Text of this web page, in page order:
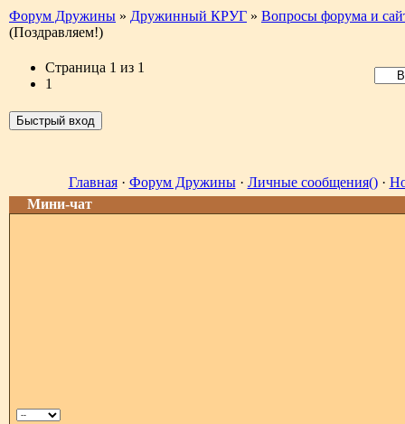
Форум Дружины » Дружинный КРУГ » Вопросы форума и
(Поздравляем!)
Страница 1 из 1
1
Главная· Форум Дружины· Личные сообщения()·
Мини-чат